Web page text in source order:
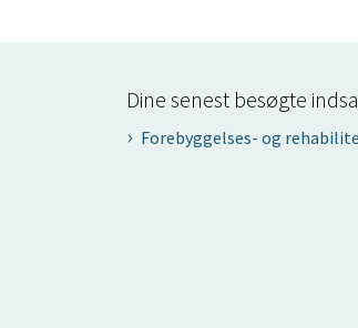
Dine senest besøgte
Forebyggelses- og